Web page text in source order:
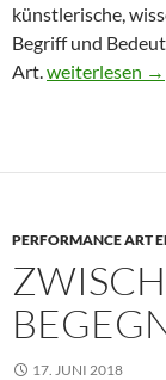
künstlerische,
Begriff und
Art.ACT. MOVE.
weiterlesen →
PERFORMANCE ART
17. JUNI 2018